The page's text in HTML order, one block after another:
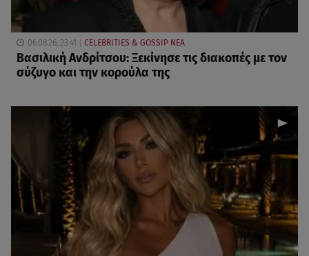
06.08.26, 23:41 CELEBRITIES & GOSSIP ΝΕΑ
Βασιλική Ανδρίτσου: Ξεκίνησε τις διακοπές με τον
σύζυγο και την κορούλα της